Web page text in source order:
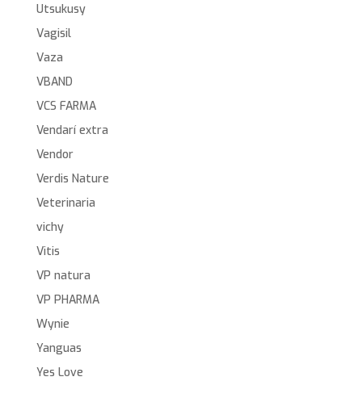
Utsukusy
Vagisil
Vaza
VBAND
VCS FARMA
Vendarí extra
Vendor
Verdis Nature
Veterinaria
vichy
Vitis
VP natura
VP PHARMA
Wynie
Yanguas
Yes Love